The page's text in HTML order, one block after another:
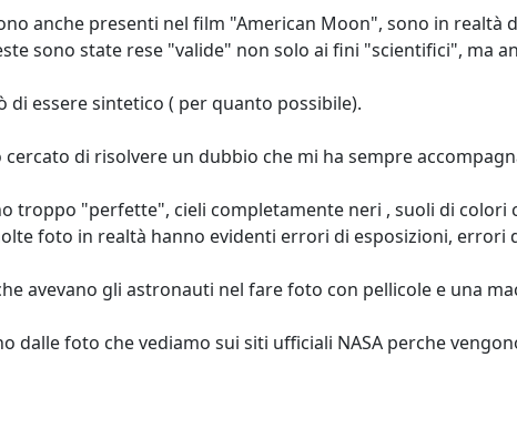
anche presenti nel film "American Moon", sono in realtà
sono state rese "valide" non solo ai fini "scientifici", ma
di essere sintetico ( per quanto possibile).
di risolvere un dubbio che mi ha sempre
troppo "perfette", cieli completamente neri , suoli di
foto in realtà hanno evidenti errori di esposizioni,
avevano gli astronauti nel fare foto con pellicole e una
dalle foto che vediamo sui siti ufficiali NASA perche